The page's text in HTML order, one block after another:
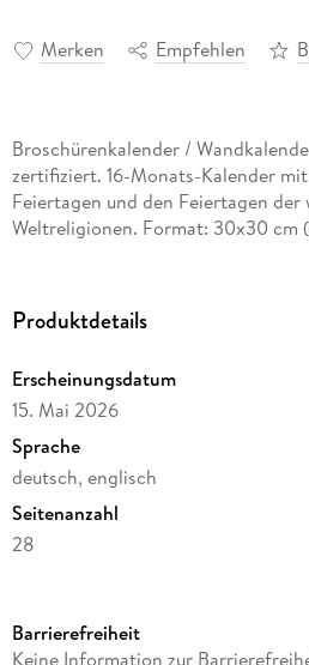
Merken Empfehlen
Broschürenkalender /
zertifiziert. 16-Monats-Kalender
Feiertagen und den Feiertagen
Weltreligionen. Format: 30x30 cm
Produktdetails
Erscheinungsdatum
15. Mai 2026
Sprache
deutsch, englisch
Seitenanzahl
28
Verlag/Hersteller
Barrierefreiheit
Keine Information zur